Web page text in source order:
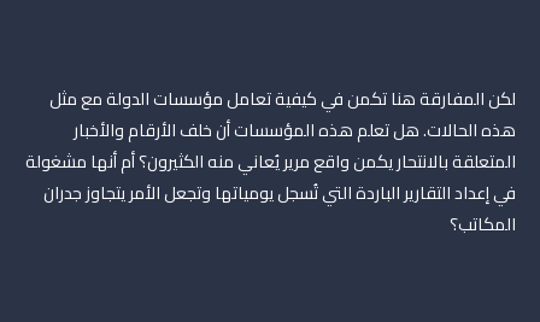
لكن المفارقة هنا تكمن في كيفية تعامل مؤسسات الدولة مع مثل
هذه الحالات. هل تعلم هذه المؤسسات أن خلف الأرقام والأخبار
المتعلقة بالانتحار يكمن واقع مرير يُعاني منه الكثيرون؟ أم أنها مشغولة
في إعداد التقارير الباردة التي تُسجل يومياتها وتجعل الأمر يتجاوز جدران
المكاتب؟